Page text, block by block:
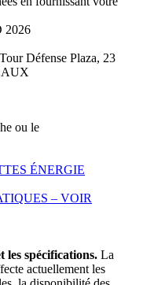
Défense Plaza, 23
ou le
ÉNERGIE
– VOIR
les spécifications. La
actuellement les